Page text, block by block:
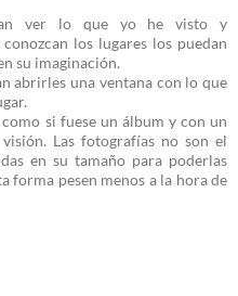
ver lo que yo he visto y
los lugares los puedan
su imaginación.
abrirles una ventana con lo que
si fuese un álbum y con un
Las fotografías no son el
en su tamaño para poderlas
forma pesen menos a la hora de